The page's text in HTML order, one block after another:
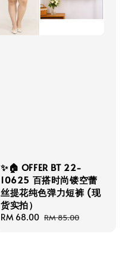
✨🏠 OFFER BT 22-
10625 百搭时尚镂空蕾
丝提花纯色弹力短裤 (现
货实拍）
Sale
RM 68.00 Regular
RM 85.00